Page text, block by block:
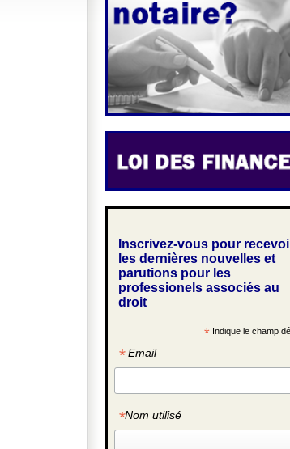
Inscrivez-vous pour
les dernières nouvelles et
parutions pour les
professionels associés au
droit
* Indique le champ
*Email
*Nom utilisé